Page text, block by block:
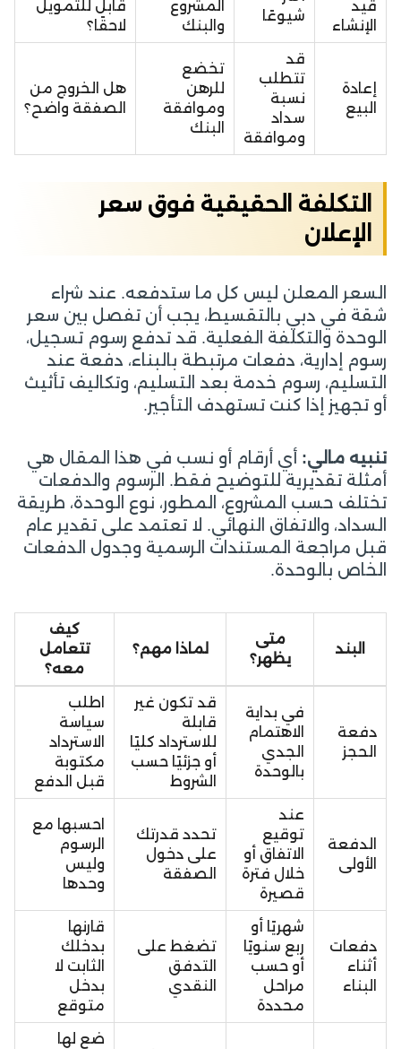
قيد
الإنشاء
شيوعًا
المشروع
والبنك
قابل للتمويل
لاحقًا؟
إعادة
البيع
قد
تتطلب
نسبة
سداد
وموافقة
تخضع
للرهن
وموافقة
البنك
هل الخروج من
الصفقة واضح؟
التكلفة الحقيقية فوق سعر
الإعلان
السعر المعلن ليس كل ما ستدفعه. عند شراء
شقة في دبي بالتقسيط، يجب أن تفصل بين سعر
الوحدة والتكلفة الفعلية. قد تدفع رسوم تسجيل،
رسوم إدارية، دفعات مرتبطة بالبناء، دفعة عند
التسليم، رسوم خدمة بعد التسليم، وتكاليف تأثيث
أو تجهيز إذا كنت تستهدف التأجير.
تنبيه مالي: أي أرقام أو نسب في هذا المقال هي
أمثلة تقديرية للتوضيح فقط. الرسوم والدفعات
تختلف حسب المشروع، المطور، نوع الوحدة، طريقة
السداد، والاتفاق النهائي. لا تعتمد على تقدير عام
قبل مراجعة المستندات الرسمية وجدول الدفعات
الخاص بالوحدة.
البند
متى
يظهر؟
لماذا مهم؟
كيف
تتعامل
معه؟
دفعة
الحجز
في بداية
الاهتمام
الجدي
بالوحدة
قد تكون غير
قابلة
للاسترداد كليًا
أو جزئيًا حسب
الشروط
اطلب
سياسة
الاسترداد
مكتوبة
قبل الدفع
الدفعة
الأولى
عند
توقيع
الاتفاق أو
خلال فترة
قصيرة
تحدد قدرتك
على دخول
الصفقة
احسبها مع
الرسوم
وليس
وحدها
دفعات
أثناء
البناء
شهريًا أو
ربع سنويًا
أو حسب
مراحل
محددة
تضغط على
التدفق
النقدي
قارنها
بدخلك
الثابت لا
بدخل
متوقع
ضع لها